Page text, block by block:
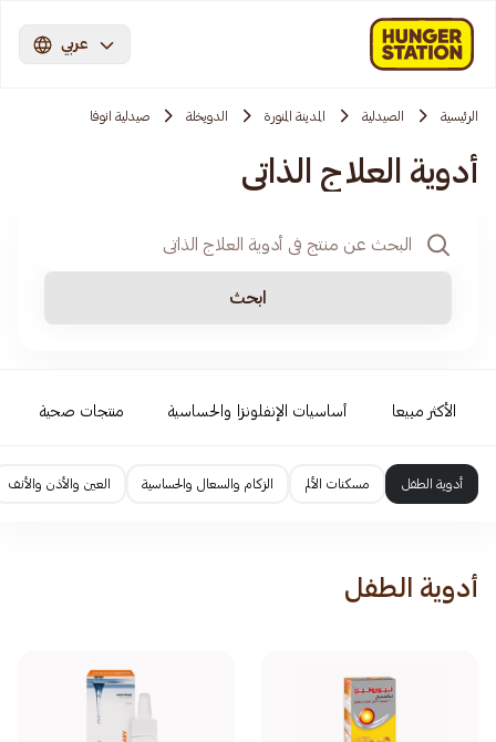
عربي
الرئيسية الصيدلية المدينة المنورة الدويخلة صيدلية انوفا
أدوية العلاج الذاتي
ابحث
الأكثر مبيعا أساسيات الإنفلونزا والحساسية منتجات صحية
أدوية الطفل مسكنات الألم الزكام والسعال والحساسية العين والأذن والأنف
أدوية الطفل